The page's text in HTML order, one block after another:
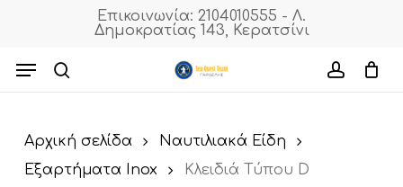
content
Επικοινωνία: 2104010555 - Λ.
Δημοκρατίας 143, Κερατσίνι
Menu
Cart
Αρχική σελίδα
Ναυτιλιακά Είδη
Εξαρτήματα Inox
Κλειδιά Τύπου D